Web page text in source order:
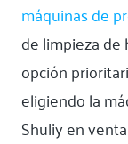
máquinas de
de limpieza de
opción
eligiendo la
Shuliy en